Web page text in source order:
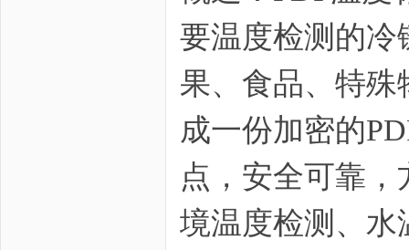
要温度检测的冷
果、食品、特
成一份加密的
点，安全可靠
境温度检测、水